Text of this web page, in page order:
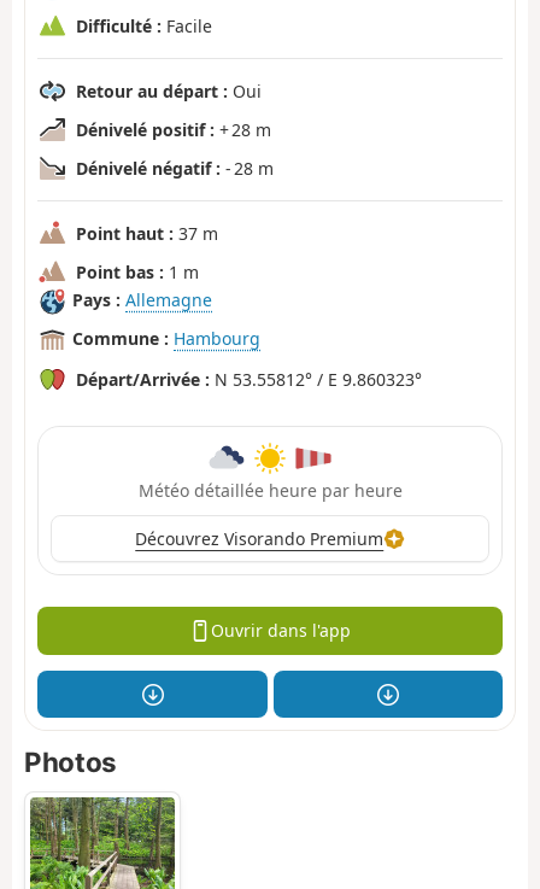
Difficulté : Facile
Retour au départ : Oui
Dénivelé positif : + 28 m
Dénivelé négatif : - 28 m
Point haut : 37 m
Point bas : 1 m
Pays : Allemagne
Commune : Hambourg
Départ/Arrivée : N 53.55812° / E 9.860323°
Météo détaillée heure par heure
Découvrez Visorando Premium
Ouvrir dans l'app
Photos